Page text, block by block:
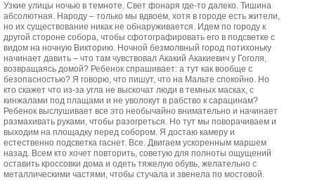
Узкие улицы ночью в темноте. Свет фонаря где-то далеко. Тишина
абсолютная. Народу – только мы вдвоем, хотя в городе есть жители,
но их существование никак не обнаруживается. Идем по городу к
другой стороне собора, чтобы сфотографировать его в подсветке с
видом на ночную Викторию. Ночной безмолвный город потихоньку
начинает давить – что там чувствовал Акакий Акакиевич у Гоголя,
возвращаясь домой? Ребенок спрашивает: а тут как вообще с
безопасностью? Я говорю, что пишут, что на Мальте спокойно. Но
кто скажет что из-за угла не выскочат люди в темных масках, с
кинжалами под плащами и не уволокут в рабство к сарацинам?
Ребенок выслушивает все это необычайно внимательно и начинает
размахивать руками, чтобы разогреться. Но тут мы поворачиваем и
выходим на площадку перед собором. Я достаю камеру и
естественно подсветка гаснет. Все. Двигаем ускоренным маршем
назад. Всем кто хочет повторить, советую для полноты ощущений
оставить кроссовки дома и одеть тяжелую обувь, желательно с
металлическими частями, чтобы стучала и звенела по мостовой.